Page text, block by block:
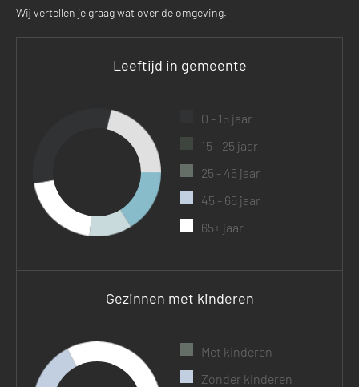
Wij vertellen je graag wat over de omgeving.
Leeftijd in gemeente
0 - 15 jaar
15 - 25 jaar
25 - 45 jaar
45 - 65 jaar
65+ jaar
Gezinnen met kinderen
Met kinderen
Zonder kinderen